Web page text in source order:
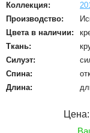
Коллекция:
Производство:
Цвета в наличии:
Ткань:
Силуэт:
Спина:
Длина:
Цена: